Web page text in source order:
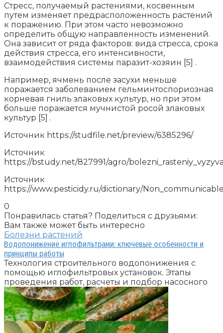
Стресс, получаемый растениями, косвенным
путем изменяет предрасположенность растений
к поражению. При этом часто невозможно
определить общую направленность изменений.
Она зависит от ряда факторов: вида стресса, срока
действия стресса, его интенсивности,
взаимодействия системы паразит-хозяин [5] .
Например, ячмень после засухи меньше
поражается заболеванием гельминтоспориозная
корневая гниль злаковых культур, но при этом
больше поражается мучнистой росой злаковых
культур [5] .
Источник https://studfile.net/preview/6385296/
Источник
https://bstudy.net/827991/agro/
Источник
https://www.pesticidy.ru/dictionary/
0
Понравилась статья? Поделиться с друзьями:
Вам также может быть интересно
Болезни растений
Водопонижение иглофильтрами: ключевые особенности и
принципы работы
Технология строительного водопонижения с
помощью иглофильтровых установок. Этапы
проведения работ, расчеты и подбор насосного